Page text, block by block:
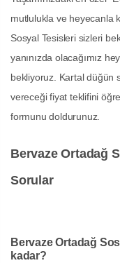
mutlulukla ve heyecanla
Sosyal Tesisleri sizleri
yanınızda olacağımız
bekliyoruz. Kartal düğün
vereceği fiyat teklifini
formunu doldurunuz.
Bervaze Ortadağ
Sorular
Bervaze Ortadağ
kadar?